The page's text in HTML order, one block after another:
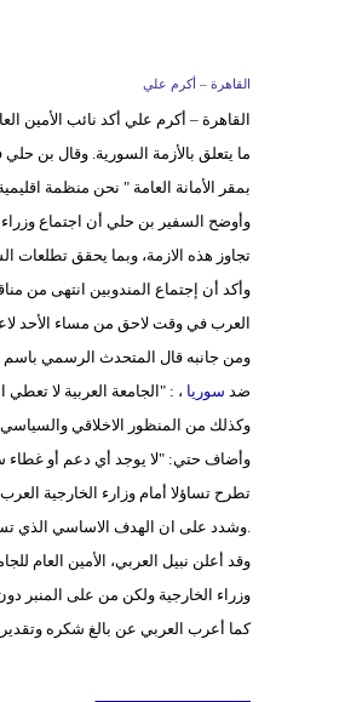
القاهرة – أكرم علي
القاهرة – أكرم علي أكد نائب الأمين
بمقر الأمانة العامة " نحن منظمة
وأوضح السفير بن حلي أن اجتماع
تجاوز هذه الازمة، وبما يحقق تطلعات
وأكد أن إجتماع المندوبين انتهى من
العرب في وقت لاحق من مساء الأحد
ومن جانبه قال المتحدث الرسمي باسم
ضد سوريا ، : "الجامعة العربية لا
وكذلك من المنظور الاخلاقي والسياسي
وأضاف حتي: "لا يوجد أي دعم أو
تطرح تساؤلا أمام وزارء الخارجية
.وشدد على ان الهدف الاساسي الذي تسعى
وقد أعلن نبيل العربي، الأمين العام
وزراء الخارجية ولكن من على المنبر
كما أعرب العربي عن بالغ شكره